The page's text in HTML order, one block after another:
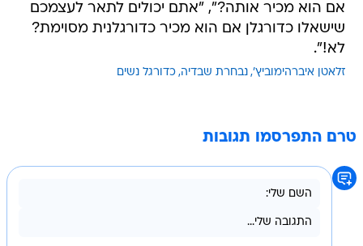
אם הוא מכיר אותה?", "אתם יכולים לתאר לעצמכם
שישאלו כדורגלן אם הוא מכיר כדורגלנית מסוימת?
לא!".
זלאטן איברהימוביץ' נבחרת שבדיה כדורגל נשים
טרם התפרסמו תגובות